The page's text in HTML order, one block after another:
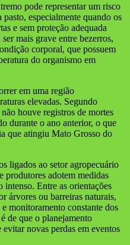
pode representar um risco
especialmente quando os
e sem proteção adequada
mais grave entre bezerros,
corporal, que possuem
do organismo em
em uma região
elevadas. Segundo
houve registros de mortes
durante o ano anterior, o que
que atingiu Mato Grosso do
ligados ao setor agropecuário
produtores adotem medidas
Entre as orientações
árvores ou barreiras naturais,
monitoramento constante dos
de que o planejamento
novas perdas em eventos